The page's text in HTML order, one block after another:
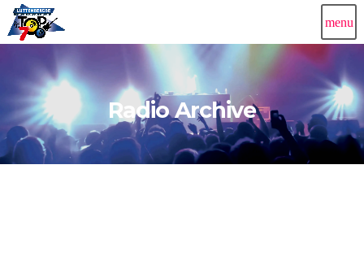
menu
Radio Archive